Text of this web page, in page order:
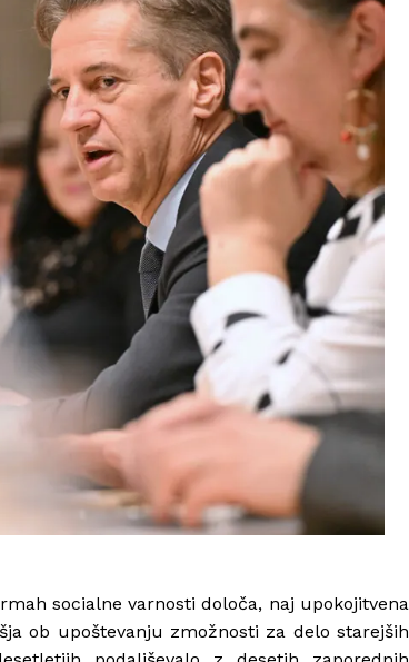
socialne varnosti določa, naj upokojitvena
ob upoštevanju zmožnosti za delo starejših